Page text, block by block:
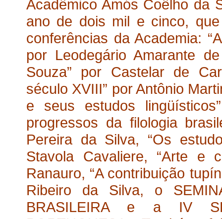
Acadêmico Amós Coêlho da
ano de dois mil e cinco,
conferências da Academia:
por Leodegário Amarante
Souza” por Castelar de
século XVIII” por Antônio
e seus estudos
progressos da filologia
Pereira da Silva, “Os
Stavola Cavaliere, “Arte e
Ranauro, “A contribuição
Ribeiro da Silva, o
BRASILEIRA e a IV